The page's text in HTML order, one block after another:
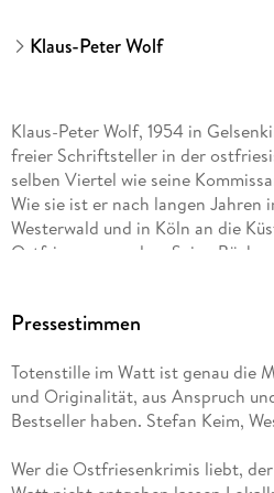
Klaus-Peter Wolf
Klaus-Peter Wolf, 1954 in
freier Schriftsteller in der
selben Viertel wie seine
Wie sie ist er nach langen Jahren
Westerwald und in Köln an die
Ostfriese geworden. Seine
verkauft worden. Mehr als 60
Autor ist Mitglied im PEN-
Die Romane mit
Bestsellerliste, die ZDF-
Pressestimmen
Totenstille im Watt ist genau die
und Originalität, aus Anspruch
Bestseller haben. Stefan Keim,
Wer die Ostfriesenkrimis liebt,